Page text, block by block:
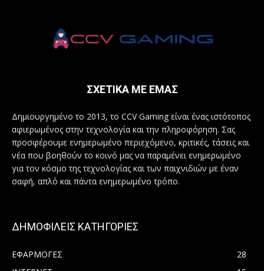
ΣΧΕΤΙΚΑ ΜΕ ΕΜΑΣ
Δημιουργημένο το 2013, το CCV Gaming είναι ένας ιστότοπος
αφιερωμένος στην τεχνολογία και την πληροφόρηση. Σας
προσφέρουμε ενημερωμένο περιεχόμενο, κριτικές, τάσεις και
νέα που βοηθούν το κοινό μας να παραμένει ενημερωμένο
για τον κόσμο της τεχνολογίας και των παιχνιδιών με έναν
σαφή, απλό και πάντα ενημερωμένο τρόπο.
ΔΗΜΟΦΙΛΕΙΣ ΚΑΤΗΓΟΡΙΕΣ
ΕΦΑΡΜΟΓΕΣ
28